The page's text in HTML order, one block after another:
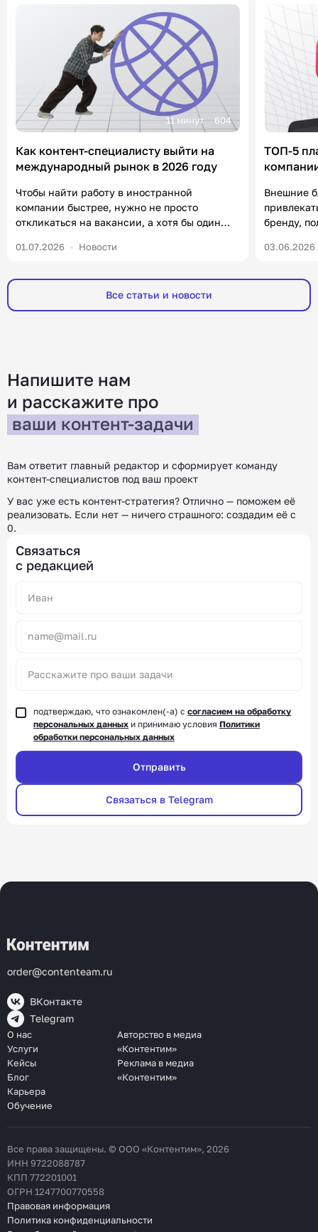
11 минут 604
Как контент-специалисту выйти на
международный рынок в 2026 году
Чтобы найти работу в иностранной
компании быстрее, нужно не просто
откликаться на вакансии, а хотя бы один
нетворкингу и комментингу. В статье
зарубежном рынке, какие инструменты
помогут получить оффер и где искать работу.
Меня зовут Юлия, я руководитель HR в
01.07.2026 Новости
ТОП-5
Внешние
бренду,
уже есть
чаще
03.06.2026
Все статьи и новости
Напишите нам
и расскажите про
ваши контент-задачи
Вам ответит главный редактор и сформирует команду
контент-специалистов под ваш проект
У вас уже есть контент-стратегия? Отлично — поможем её
реализовать. Если нет — ничего страшного: создадим её с
0.
Связаться
с редакцией
подтверждаю, что ознакомлен(-а) с согласием на обработку
персональных данных и принимаю условия Политики
обработки персональных данных
Связаться в Telegram
order@contenteam.ru
ВКонтакте
Telegram
О нас
Услуги
Кейсы
Блог
Карьера
Обучение
Авторство в медиа
«Контентим»
Реклама в медиа
«Контентим»
Все права защищены. © ООО «Контентим», 2026
ИНН 9722088787
КПП 772201001
ОГРН 1247700770558
Правовая информация
Политика конфиденциальности